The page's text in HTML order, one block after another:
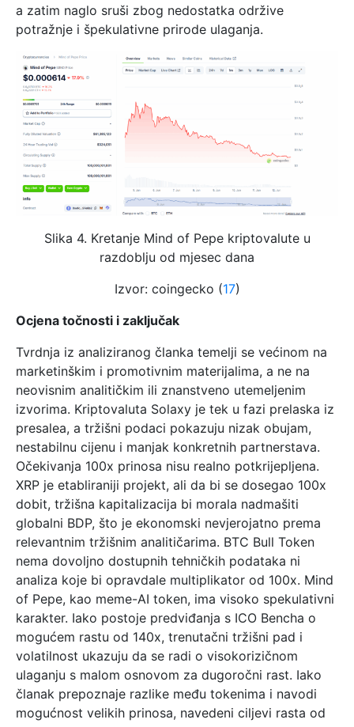
a zatim naglo sruši zbog nedostatka održive
potražnje i špekulativne prirode ulaganja.
Slika 4. Kretanje Mind of Pepe kriptovalute u
razdoblju od mjesec dana
Izvor: coingecko (17)
Ocjena točnosti i zaključak
Tvrdnja iz analiziranog članka temelji se većinom na
marketinškim i promotivnim materijalima, a ne na
neovisnim analitičkim ili znanstveno utemeljenim
izvorima. Kriptovaluta Solaxy je tek u fazi prelaska iz
presalea, a tržišni podaci pokazuju nizak obujam,
nestabilnu cijenu i manjak konkretnih partnerstava.
Očekivanja 100x prinosa nisu realno potkrijepljena.
XRP je etabliraniji projekt, ali da bi se dosegao 100x
dobit, tržišna kapitalizacija bi morala nadmašiti
globalni BDP, što je ekonomski nevjerojatno prema
relevantnim tržišnim analitičarima. BTC Bull Token
nema dovoljno dostupnih tehničkih podataka ni
analiza koje bi opravdale multiplikator od 100x. Mind
of Pepe, kao meme-AI token, ima visoko spekulativni
karakter. Iako postoje predviđanja s ICO Bencha o
mogućem rastu od 140x, trenutačni tržišni pad i
volatilnost ukazuju da se radi o visokorizičnom
ulaganju s malom osnovom za dugoročni rast. Iako
članak prepoznaje razlike među tokenima i navodi
mogućnost velikih prinosa, navedeni ciljevi rasta od